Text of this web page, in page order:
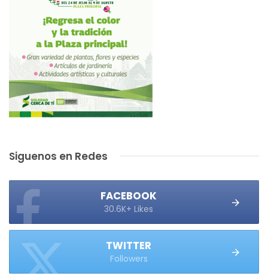
Siguenos en Redes
FACEBOOK
30.6K+ Likes
TWITTER
Followers